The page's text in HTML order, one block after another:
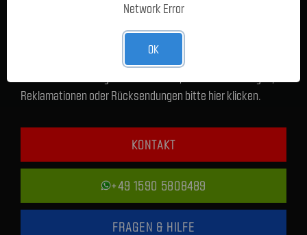
Reklamationen oder Rücksendungen bitte hier klicken.
KONTAKT
+49 1590 5808489
FRAGEN & HILFE
Network Error
OK